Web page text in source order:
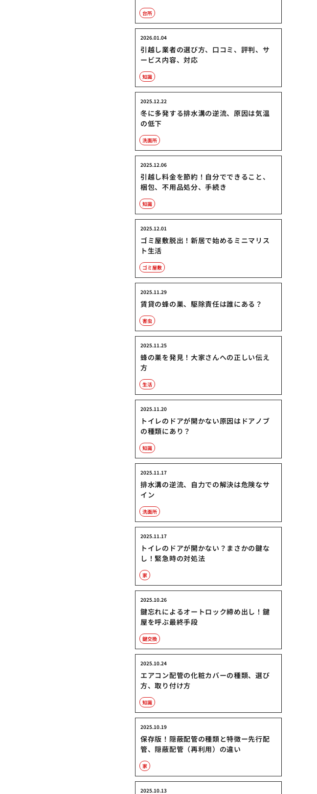
台所
引越し業者の選び方、口コミ、評判、サ
ービス内容、対応
2026.01.04
知識
冬に多発する排水溝の逆流、原因は気温
の低下
2025.12.22
洗面所
引越し料金を節約！自分でできること、
梱包、不用品処分、手続き
2025.12.06
知識
ゴミ屋敷脱出！新居で始めるミニマリス
ト生活
2025.12.01
ゴミ屋敷
賃貸の蜂の巣、駆除責任は誰にある？
2025.11.29
害虫
蜂の巣を発見！大家さんへの正しい伝え
方
2025.11.25
生活
トイレのドアが開かない原因はドアノブ
の種類にあり？
2025.11.20
知識
排水溝の逆流、自力での解決は危険なサ
イン
2025.11.17
洗面所
トイレのドアが開かない？まさかの鍵な
し！緊急時の対処法
2025.11.17
家
鍵忘れによるオートロック締め出し！鍵
屋を呼ぶ最終手段
2025.10.26
鍵交換
エアコン配管の化粧カバーの種類、選び
方、取り付け方
2025.10.24
知識
保存版！隠蔽配管の種類と特徴ー先行配
管、隠蔽配管（再利用）の違い
2025.10.19
家
2025.10.13